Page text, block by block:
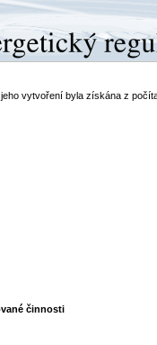
vytvoření byla získána z
činnosti